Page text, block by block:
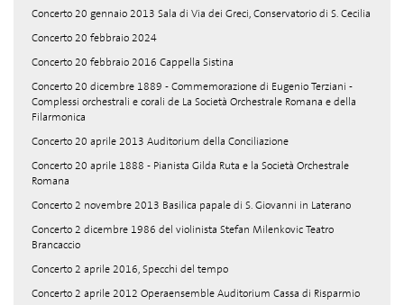
Concerto 20 gennaio 2013 Sala di Via dei Greci, Conservatorio di S. Cecilia
Concerto 20 febbraio 2024
Concerto 20 febbraio 2016 Cappella Sistina
Concerto 20 dicembre 1889 - Commemorazione di Eugenio Terziani -
Complessi orchestrali e corali de La Società Orchestrale Romana e della
Filarmonica
Concerto 20 aprile 2013 Auditorium della Conciliazione
Concerto 20 aprile 1888 - Pianista Gilda Ruta e la Società Orchestrale
Romana
Concerto 2 novembre 2013 Basilica papale di S. Giovanni in Laterano
Concerto 2 dicembre 1986 del violinista Stefan Milenkovic Teatro
Brancaccio
Concerto 2 aprile 2016, Specchi del tempo
Concerto 2 aprile 2012 Operaensemble Auditorium Cassa di Risparmio